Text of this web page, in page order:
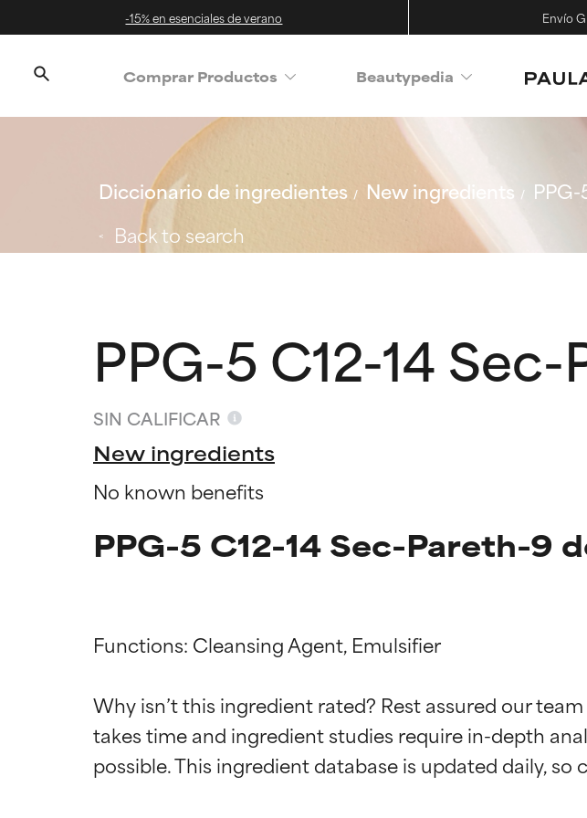
-15% en esenciales de verano Envío
Comprar Productos Beautypedia
Diccionario de ingredientes New ingredients
Back to search
PPG-5 C12-14
SIN CALIFICAR
New ingredients
No known benefits
PPG-5 C12-14 Sec-Pareth-9
Functions: Cleansing Agent, Emulsifier
Why isn’t this ingredient rated? Rest assured our
takes time and ingredient studies require in-depth
Calificaciones de
EXCELENTE
Calificaciones de
EXCELENTE